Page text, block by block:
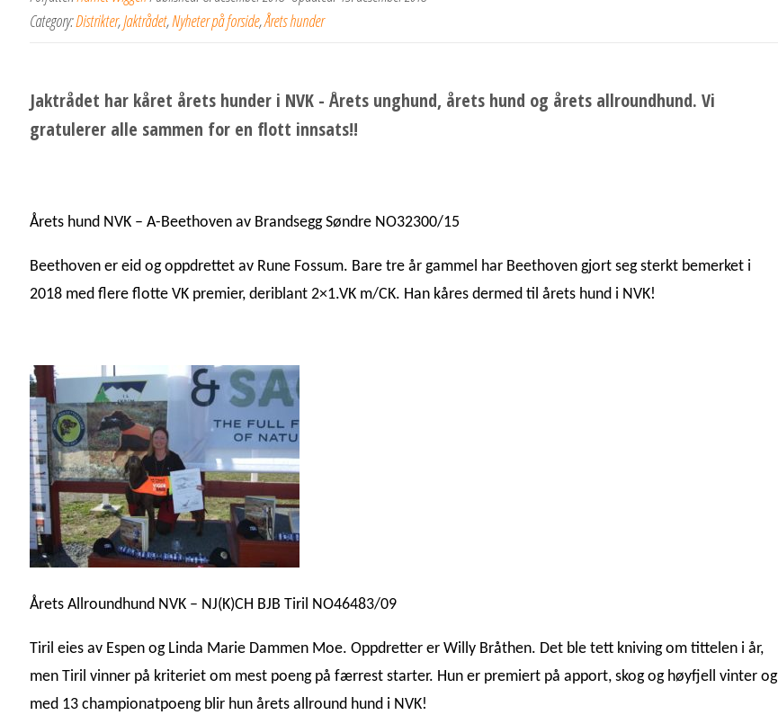
Category:Distrikter,Jaktrådet,Nyheter på forside,Årets hunder
Jaktrådet har kåret årets hunder i NVK - Årets unghund, årets hund og årets allroundhund. Vi
gratulerer alle sammen for en flott innsats!!
Årets hund NVK – A-Beethoven av Brandsegg Søndre NO32300/15
Beethoven er eid og oppdrettet av Rune Fossum. Bare tre år gammel har Beethoven gjort seg sterkt bemerket i
2018 med flere flotte VK premier, deriblant 2×1.VK m/CK. Han kåres dermed til årets hund i NVK!
Årets Allroundhund NVK – NJ(K)CH BJB Tiril NO46483/09
Tiril eies av Espen og Linda Marie Dammen Moe. Oppdretter er Willy Bråthen. Det ble tett kniving om tittelen i år,
men Tiril vinner på kriteriet om mest poeng på færrest starter. Hun er premiert på apport, skog og høyfjell vinter og
med 13 championatpoeng blir hun årets allround hund i NVK!